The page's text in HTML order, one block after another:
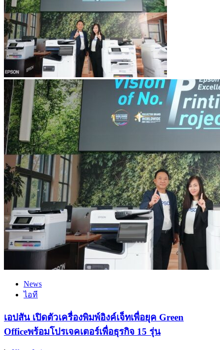
News
ไอที
เอปสัน เปิดตัวเครื่องพิมพ์อิงค์เจ็ทเพื่อยุค Green
Officeพร้อมโปรเจคเตอร์เพื่อธุรกิจ 15 รุ่น